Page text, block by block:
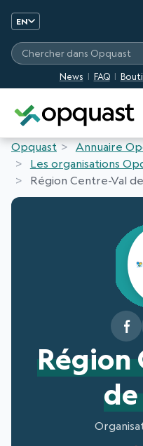
EN
News FAQ
Chercher dans
Opquast
Annuaire
Les organisations
Région Centre-Val
Région